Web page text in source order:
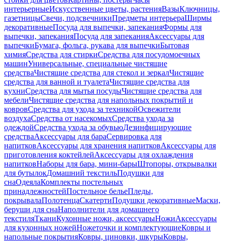
интерьерныеИскусственные цветы, растенияВазыКлючницы,
газетницыСвечи, подсвечникиПредметы интерьераШирмы
декоративныеПосуда для выпечки, запеканияФормы для
выпечки, запеканияПосуда для запеканияАксессуары для
выпечкиБумага, фольга, рукава для выпечкиБытовая
химияСредства для стиркиСредства для посудомоечных
машинУниверсальные, специальные чистящие
средстваЧистящие средства для стекол и зеркалЧистящие
средства для ванной и туалетаЧистящие средства для
кухниСредства для мытья посудыЧистящие средства для
мебелиЧистящие средства для напольных покрытий и
ковровСредства для ухода за техникойОсвежители
воздухаСредства от насекомыхСредства ухода за
одеждойСредства ухода за обувьюДезинфицирующие
средстваАксессуары для бараСервировка для
напитковАксессуары для хранения напитковАксессуары для
приготовления коктейлейАксессуары для охлаждения
напитковНаборы для бара, мини-барыШтопоры, открывалки
для бутылокДомашний текстильПодушки для
снаОдеялаКомплекты постельных
принадлежностейПостельное бельеПледы,
покрывалаПолотенцаСкатертиПодушки декоративныеМаски,
беруши для снаНаполнители для домашнего
текстиляТканиКухонные ножи, аксессуарыНожиАксессуары
для кухонных ножейНожеточки и комплектующиеКовры и
напольные покрытияКовры, циновки, шкурыКовры,